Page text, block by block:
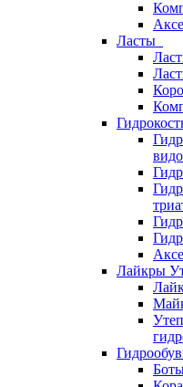
Ласты
Лайкры